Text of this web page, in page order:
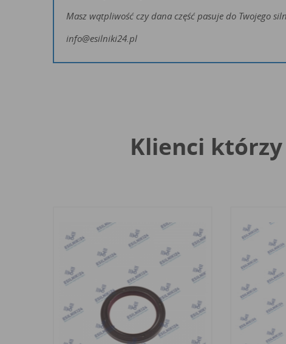
Masz wątpliwość czy dana część pasuje do Twojego
info@esilniki24.pl
Klienci